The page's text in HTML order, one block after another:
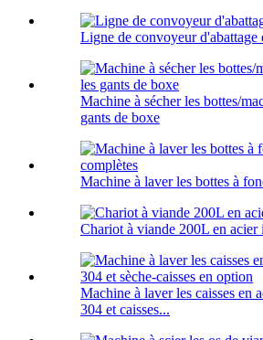
Ligne de convoyeur d'abattage
Machine à sécher les bottes/
gants de boxe
Machine à laver les bottes à
Chariot à viande 200L en
Machine à laver les caisses en
304 et caisses...